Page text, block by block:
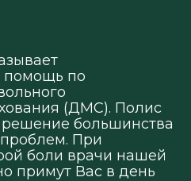
помощь по
(ДМС). Полис
большинства
При
боли врачи нашей
примут Вас в день